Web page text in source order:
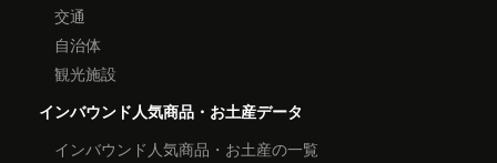
交通
自治体
観光施設
インバウンド人気商品・お土産データ
インバウンド人気商品・お土産の一覧